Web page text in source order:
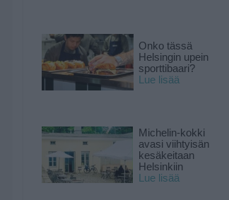
Onko tässä
Helsingin upein
sporttibaari?
Lue lisää
Michelin-kokki
avasi viihtyisän
kesäkeitaan
Helsinkiin
Lue lisää